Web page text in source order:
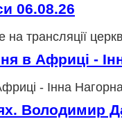
06.08.26
на трансляції
в Африці -
- Інна
Володимир